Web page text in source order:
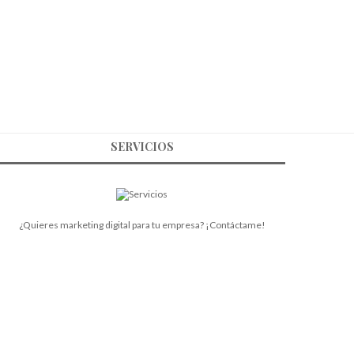
SERVICIOS
¿Quieres marketing digital para tu empresa? ¡Contáctame!